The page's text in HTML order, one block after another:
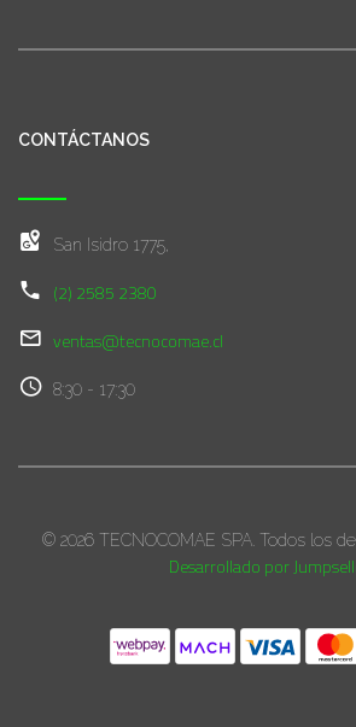
CONTÁCTANOS
San Isidro 1775,
(2) 2585 2380
ventas@tecnocomae.cl
8:30 - 17:30
© 2026 TECNOCOMAE SPA. Todos los
Desarrollado por